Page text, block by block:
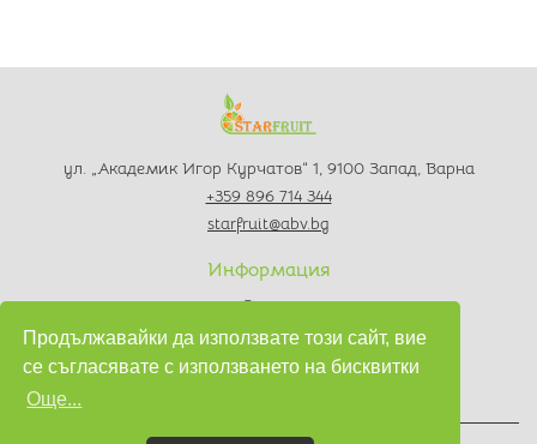
Продължавайки да използвате този сайт, вие
се съгласявате с използването на бисквитки
Още...
ул. „Академик Игор Курчатов“ 1, 9100 Запад, Варна
+359 896 714 344
starfruit@abv.bg
Информация
За нас
Контакти
Политика за поверителност